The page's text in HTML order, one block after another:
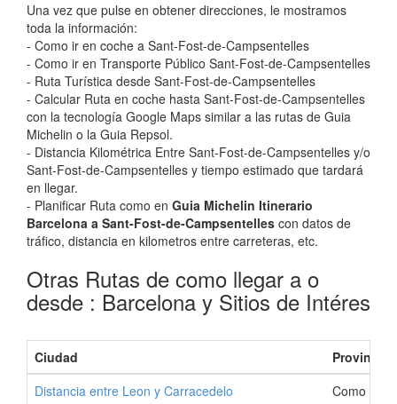
Una vez que pulse en obtener direcciones, le mostramos
toda la información:
- Como ir en coche a Sant-Fost-de-Campsentelles
- Como ir en Transporte Público Sant-Fost-de-Campsentelles
- Ruta Turística desde Sant-Fost-de-Campsentelles
- Calcular Ruta en coche hasta Sant-Fost-de-Campsentelles
con la tecnología Google Maps similar a las rutas de Guia
Michelin o la Guia Repsol.
- Distancia Kilométrica Entre Sant-Fost-de-Campsentelles y/o
Sant-Fost-de-Campsentelles y tiempo estimado que tardará
en llegar.
- Planificar Ruta como en Guia Michelin Itinerario
Barcelona a Sant-Fost-de-Campsentelles con datos de
tráfico, distancia en kilometros entre carreteras, etc.
Otras Rutas de como llegar a o
desde : Barcelona y Sitios de Intéres
Ciudad
Provincia
Distancia entre Leon y Carracedelo
Como Ir a